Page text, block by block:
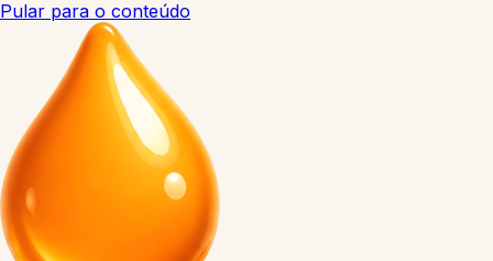
Pular para o conteúdo